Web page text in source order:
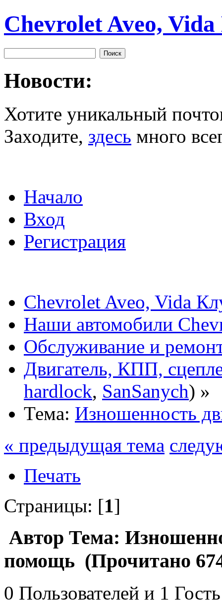
Chevrolet Aveo,
Новости:
Хотите уникальный
Заходите, здесь много
Начало
Вход
Регистрация
Chevrolet Aveo, Vida
Наши автомобили
Обслуживание и
Двигатель, КПП,
hardlock, SanSanych) »
Тема: Изношенность
« предыдущая тема
Печать
Страницы: [1]
Автор Тема:
помощь (Прочитано
0 Пользователей и 1